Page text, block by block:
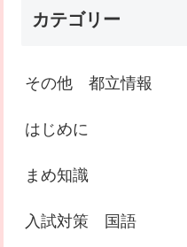
カテゴリー
その他 都立情報
はじめに
まめ知識
入試対策 国語